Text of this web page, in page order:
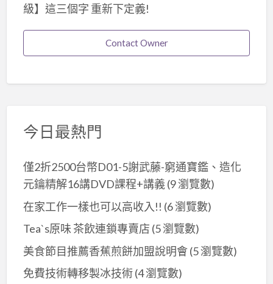
級】這三個字 重新下定義!
Contact Owner
今日最熱門
僅2折2500台幣D01-5謝武藤-窮通寶鑑、造化
元鑰精解16講DVD課程+講義(9 瀏覽數)
在家工作一樣也可以高收入!! (6 瀏覽數)
Tea`s原味 茶飲連鎖專賣店 (5 瀏覽數)
美食節目推薦香蕉煎餅加盟說明會 (5 瀏覽數)
免費技術轉移製冰技術(4 瀏覽數)